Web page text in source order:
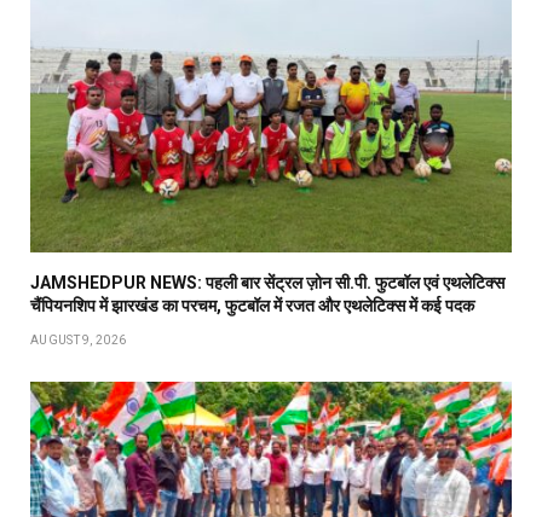
JAMSHEDPUR NEWS: पहली बार सेंट्रल ज़ोन सी.पी. फुटबॉल एवं एथलेटिक्स
चैंपियनशिप में झारखंड का परचम, फुटबॉल में रजत और एथलेटिक्स में कई पदक
AUGUST 9, 2026